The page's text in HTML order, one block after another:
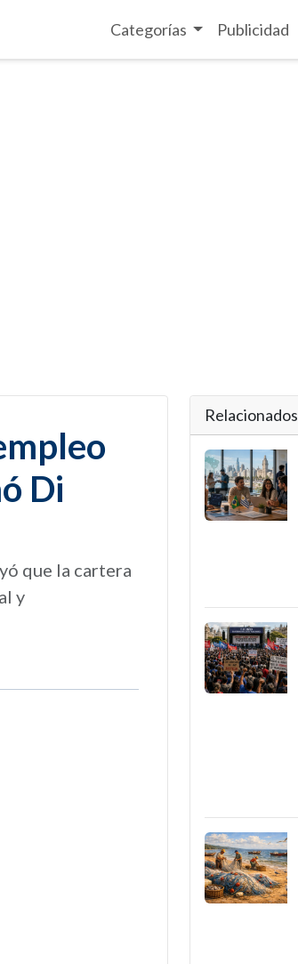
Categorías Publicidad
Di
que la cartera
y
Relacionados